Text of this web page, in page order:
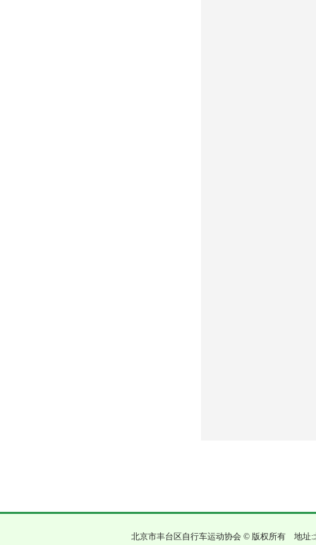
北京市丰台区自行车运动协会 © 版权所有 地址: